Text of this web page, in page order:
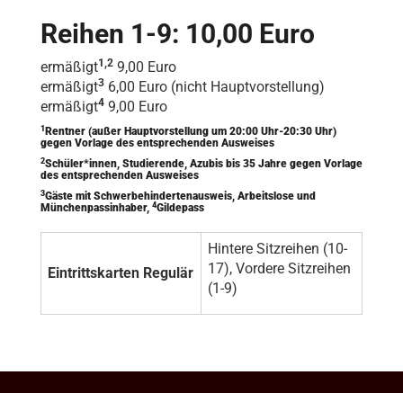
Reihen 1-9: 10,00 Euro
ermäßigt1,2 9,00 Euro
ermäßigt3 6,00 Euro (nicht Hauptvorstellung)
ermäßigt4 9,00 Euro
1 Rentner (außer Hauptvorstellung um 20:00 Uhr-20:30 Uhr)
gegen Vorlage des entsprechenden Ausweises
2Schüler*innen, Studierende, Azubis bis 35 Jahre gegen Vorlage
des entsprechenden Ausweises
3Gäste mit Schwerbehindertenausweis, Arbeitslose und
Münchenpassinhaber, 4Gildepass
Eintrittskarten Regulär
Hintere Sitzreihen (10-
17), Vordere Sitzreihen
(1-9)